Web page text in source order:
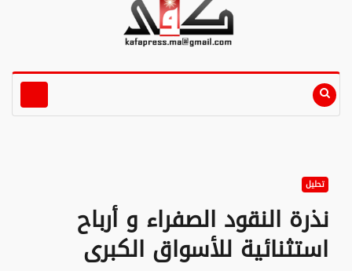
تحليل
نذرة النقود الصفراء و أرباح
استثنائية للأسواق الكبرى